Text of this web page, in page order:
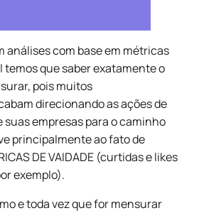
análises com base em métricas
que saber exatamente o
pois muitos
direcionando as ações de
empresas para o caminho
principalmente ao fato de
DE VAIDADE (curtidas e likes
exemplo).
e toda vez que for mensurar